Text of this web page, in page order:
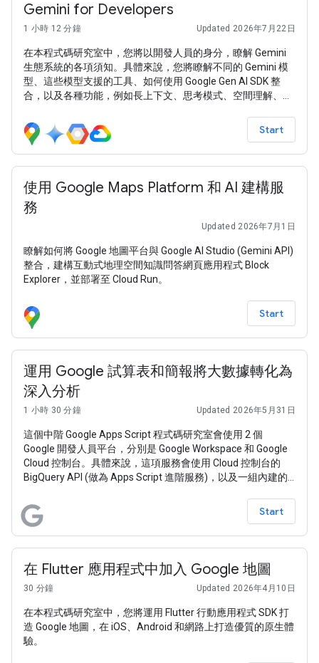
Gemini for Developers
1 小時 12 分鐘 Updated 2026年7月22日
在本程式碼研究室中，您將以開發人員的身分，瞭解 Gemini
生態系統的各項須知。具體來說，您將瞭解不同的 Gemini 模
型、這些模型支援的工具、如何使用 Google Gen AI SDK 整
合，以及各種功能，例如長上下文、思考模式、空間理解、
Start
使用 Google Maps Platform 和 AI 建構服
務
Updated 2026年7月1日
瞭解如何將 Google 地圖平台與 Google AI Studio (Gemini API)
整合，建構互動式地理空間知識問答網頁應用程式 Block
Explorer，並部署至 Cloud Run。
Start
運用 Google 試算表和簡報將大數據轉化為
深入分析
1 小時 30 分鐘 Updated 2026年5月31日
這個中階 Google Apps Script 程式碼研究室會使用 2 個
Google 開發人員平台，分別是 Google Workspace 和 Google
Cloud 控制台。具體來說，這項服務會使用 Cloud 控制台的
BigQuery API (做為 Apps Script 進階服務)，以及一組內建的
個範例應用程式的目的是向使用者展示，他們只要透過一段簡
短的程式碼，就能自動處理從大數據分析到投影片簡報的最終
階段。
Start
在 Flutter 應用程式中加入 Google 地圖
30 分鐘 Updated 2026年4月10日
在本程式碼研究室中，您將運用 Flutter 行動應用程式 SDK 打
造 Google 地圖，在 iOS、Android 和網路上打造優質的原生體
驗。